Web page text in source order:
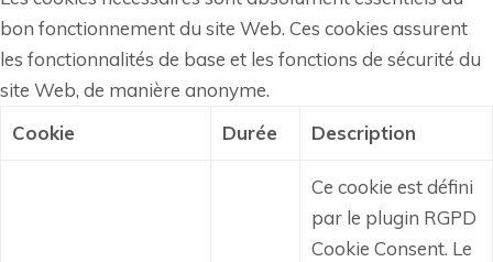
bon fonctionnement du site Web. Ces cookies assurent
les fonctionnalités de base et les fonctions de sécurité du
site Web, de manière anonyme.
Cookie
Durée Description
Ce cookie est défini
par le plugin RGPD
Cookie Consent. Le